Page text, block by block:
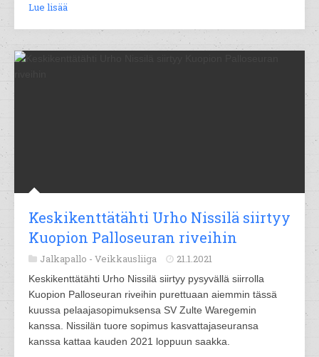
Lue lisää
Keskikenttätähti Urho Nissilä siirtyy
Kuopion Palloseuran riveihin
Jalkapallo - Veikkausliiga 21.1.2021
Keskikenttätähti Urho Nissilä siirtyy pysyvällä siirrolla
Kuopion Palloseuran riveihin purettuaan aiemmin tässä
kuussa pelaajasopimuksensa SV Zulte Waregemin
kanssa. Nissilän tuore sopimus kasvattajaseuransa
kanssa kattaa kauden 2021 loppuun saakka.